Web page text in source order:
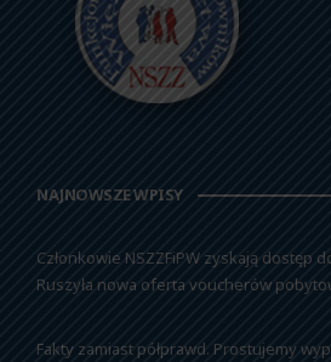
NAJNOWSZE WPISY
Członkowie NSZZFiPW zyskają dostęp
Ruszyła nowa oferta voucherów
Fakty zamiast półprawd. Prostujemy